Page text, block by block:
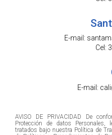
E-mail:
Cel:
E-mail:
AVISO DE PRIVACIDAD De
Protección de datos
tratados bajo nuestra Política de